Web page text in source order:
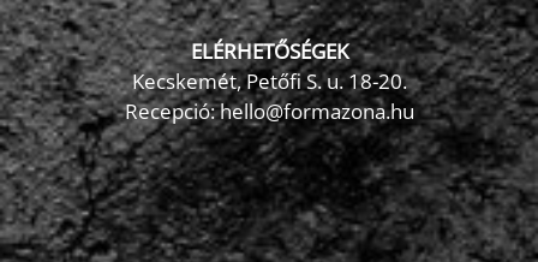
ELÉRHETŐSÉGEK
Kecskemét, Petőfi S. u. 18-20.
Recepció: hello@formazona.hu